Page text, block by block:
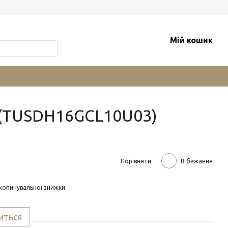
Мій кошик
Порівняти В бажання
знижки